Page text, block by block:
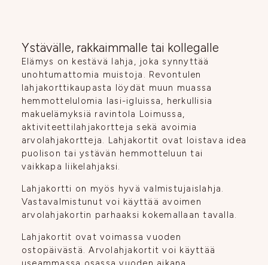
Ystävälle, rakkaimmalle tai kollegalle
Elämys on kestävä lahja, joka synnyttää
unohtumattomia muistoja. Revontulen
lahjakorttikaupasta löydät muun muassa
hemmottelulomia lasi-igluissa, herkullisia
makuelämyksiä ravintola Loimussa,
aktiviteettilahjakortteja sekä avoimia
arvolahjakortteja. Lahjakortit ovat loistava idea
puolison tai ystävän hemmotteluun tai
vaikkapa liikelahjaksi.
Lahjakortti on myös hyvä valmistujaislahja.
Vastavalmistunut voi käyttää avoimen
arvolahjakortin parhaaksi kokemallaan tavalla.
Lahjakortit ovat voimassa vuoden
ostopäivästä. Arvolahjakortit voi käyttää